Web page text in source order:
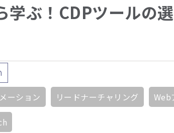
学ぶ！CDPツールの
ーション リードナーチャリング Web